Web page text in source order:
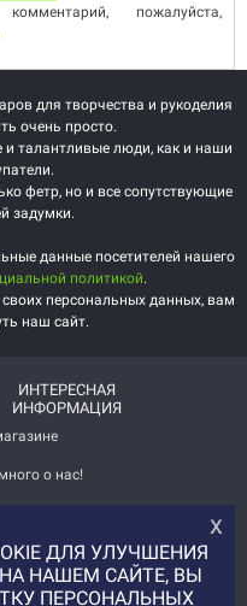
пожалуйста,
для творчества и рукоделия
очень просто.
и талантливые люди, как и наши
фетр, но и все сопутствующие
задумки.
данные посетителей нашего
политикой.
персональных данных, вам
наш сайт.
ИНТЕРЕСНАЯ
ИНФОРМАЦИЯ
о нас!
печати на фетре
АП
х
ДЛЯ УЛУЧШЕНИЯ
НАШЕМ САЙТЕ, ВЫ
ПЕРСОНАЛЬНЫХ